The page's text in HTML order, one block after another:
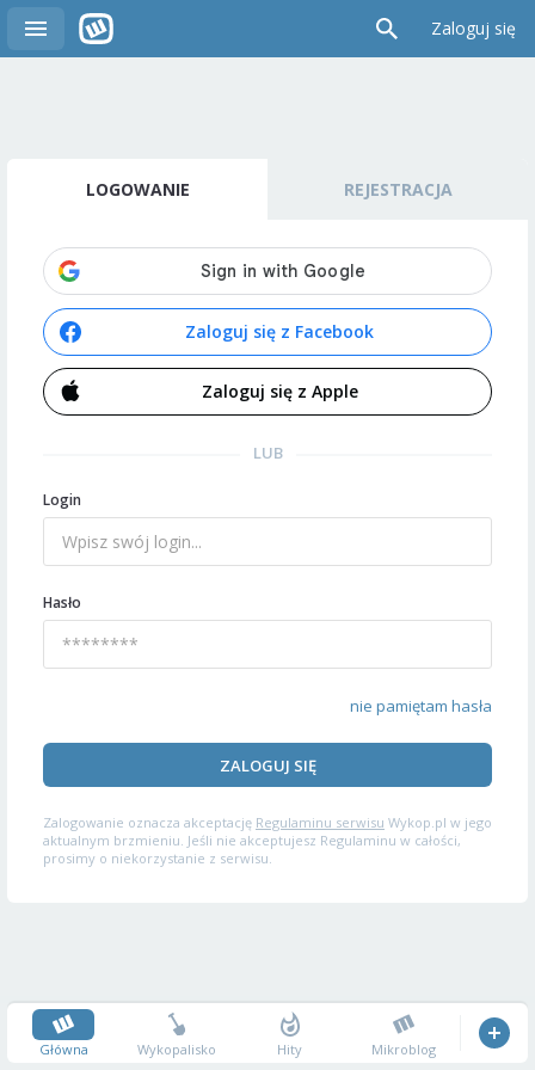
Zaloguj się
LOGOWANIE REJESTRACJA
Zaloguj się z Facebook
Zaloguj się z Apple
LUB
Login
Hasło
nie pamiętam hasła
ZALOGUJ SIĘ
Zalogowanie oznacza akceptację Regulaminu serwisu Wykop.pl w jego
aktualnym brzmieniu. Jeśli nie akceptujesz Regulaminu w całości,
prosimy o niekorzystanie z serwisu.
Główna Wykopalisko Hity Mikroblog